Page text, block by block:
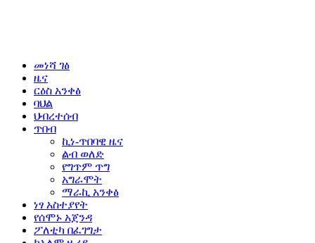
መነሻ ገፅ
ዜና
ርዕስ አንቀፅ
ባህል
ህብረተሰብ
ጥበብ
ኪነ-ጥበባዊ ዜና
ልብ ወለድ
የግጥም ጥግ
አግራሞት
ማራኪ አንቀፅ
ነፃ አስተያየት
የሰሞኑ አጀንዳ
ፖለቲካ በፈገግታ